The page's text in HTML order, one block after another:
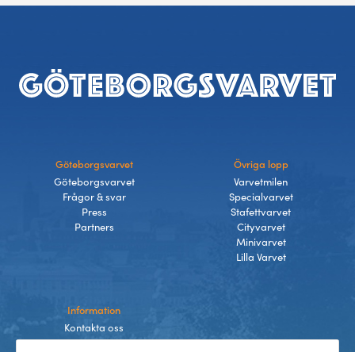
Sidfot
Göteborgsvarvet
Göteborgsvarvet
Frågor & svar
Press
Partners
Övriga lopp
Varvetmilen
Specialvarvet
Stafettvarvet
Cityvarvet
Minivarvet
Lilla Varvet
Information
Kontakta oss